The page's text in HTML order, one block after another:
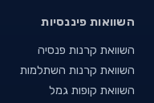
השוואות פיננסיות
השוואת קרנות פנסיה
השוואת קרנות השתלמות
השוואת קופות גמל